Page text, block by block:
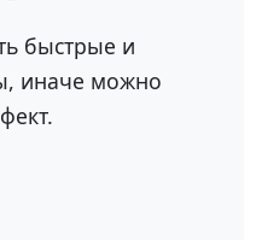
быстрые и
иначе можно